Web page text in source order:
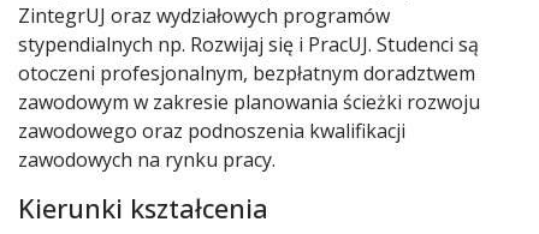
ZintegrUJ oraz wydziałowych programów
stypendialnych np. Rozwijaj się i PracUJ. Studenci są
otoczeni profesjonalnym, bezpłatnym doradztwem
zawodowym w zakresie planowania ścieżki rozwoju
zawodowego oraz podnoszenia kwalifikacji
zawodowych na rynku pracy.
Kierunki kształcenia